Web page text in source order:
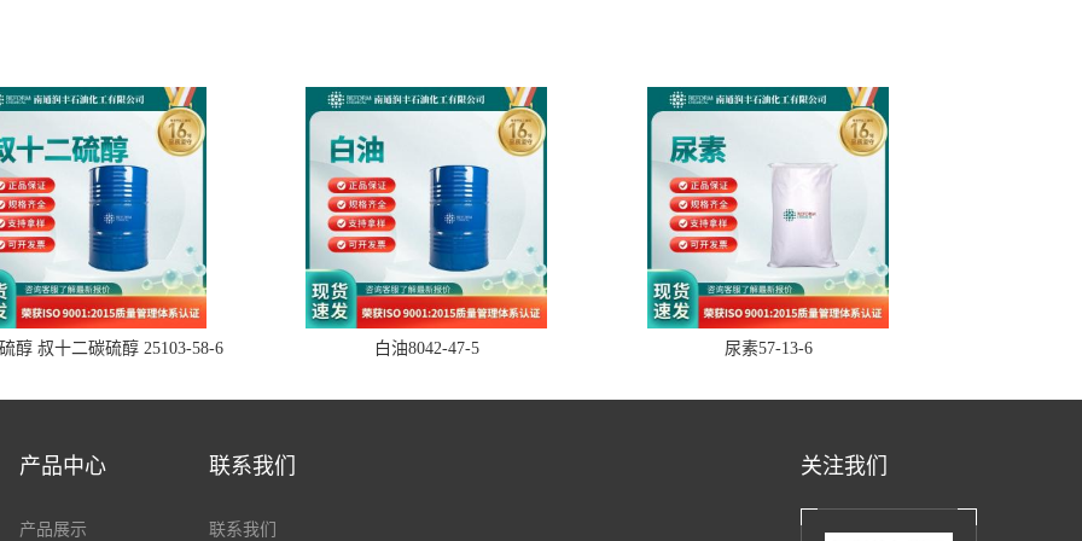
醇 叔十二碳硫醇 25103-58-6 白油8042-47-5 尿素57-13-6
产品中心
产品展示
联系我们
联系我们
关注我们